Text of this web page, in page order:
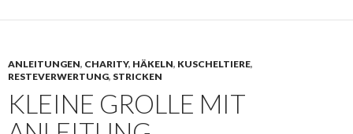
ANLEITUNGEN, CHARITY, HÄKELN, KUSCHELTIERE,
RESTEVERWERTUNG, STRICKEN
KLEINE GROLLE MIT